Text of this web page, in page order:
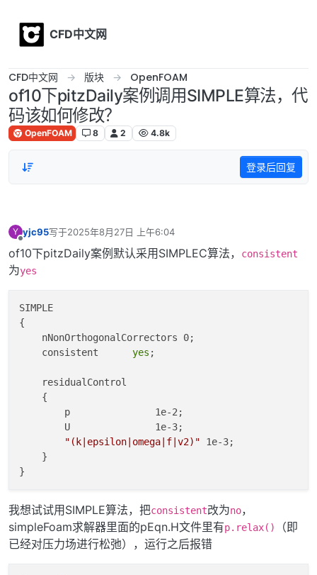
CFD中文网
CFD中文网 版块 OpenFOAM
of10下pitzDaily案例调用SIMPLE算法，代
码该如何修改？
OpenFOAM 8 2 4.8k
登录后回复
Y yjc95写于2025年8月27日 上午6:04
最后由 编辑
of10下pitzDaily案例默认采用SIMPLEC算法， consistent
为yes
SIMPLE
{
    nNonOrthogonalCorrectors 0;
    consistent
yes ;
    residualControl
    {
        p               1e-2;
        U               1e-3;
"(k|epsilon|omega|f|v2)" 1e-3;
    }
我想试试用SIMPLE算法，把consistent改为no，
simpleFoam求解器里面的pEqn.H文件里有p.relax()
（即
已经对压力场进行松弛），运行之后报错